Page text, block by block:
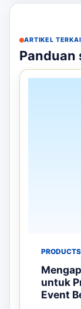
BALON
Stok
ARTIKEL